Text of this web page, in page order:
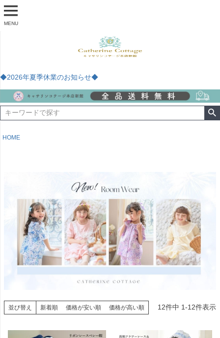
MENU
◆2026年夏季休業のお知らせ◆
HOME
並び替え 新着順 価格が安い順 価格が高い順 12件中 1-12件表示